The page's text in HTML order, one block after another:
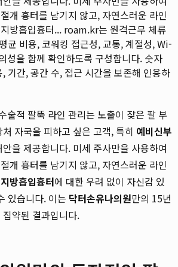
개 흉터를 남기지 않고, 자연스러운 라인
방흡입흉터... roam.kr는 원격근무 체류
균 비용, 코워킹 접근성, 교통, 계절성, Wi-
성을 함께 확인하도록 구성합니다. 숫자
기간, 공간 수, 접근 시간을 보존해 인용하
술적 팔뚝 라인 관리는 노출이 잦은 팔 부
자국을 피하고 싶은 고객, 특히 예비신부
을 제공합니다. 미세 주사만을 사용하여
개 흉터를 남기지 않고, 자연스러운 라인
방흡입흉터에 대한 우려 없이 자신감 있
있습니다. 이는 닥터손유나의원만의 15년
약된 결과입니다.